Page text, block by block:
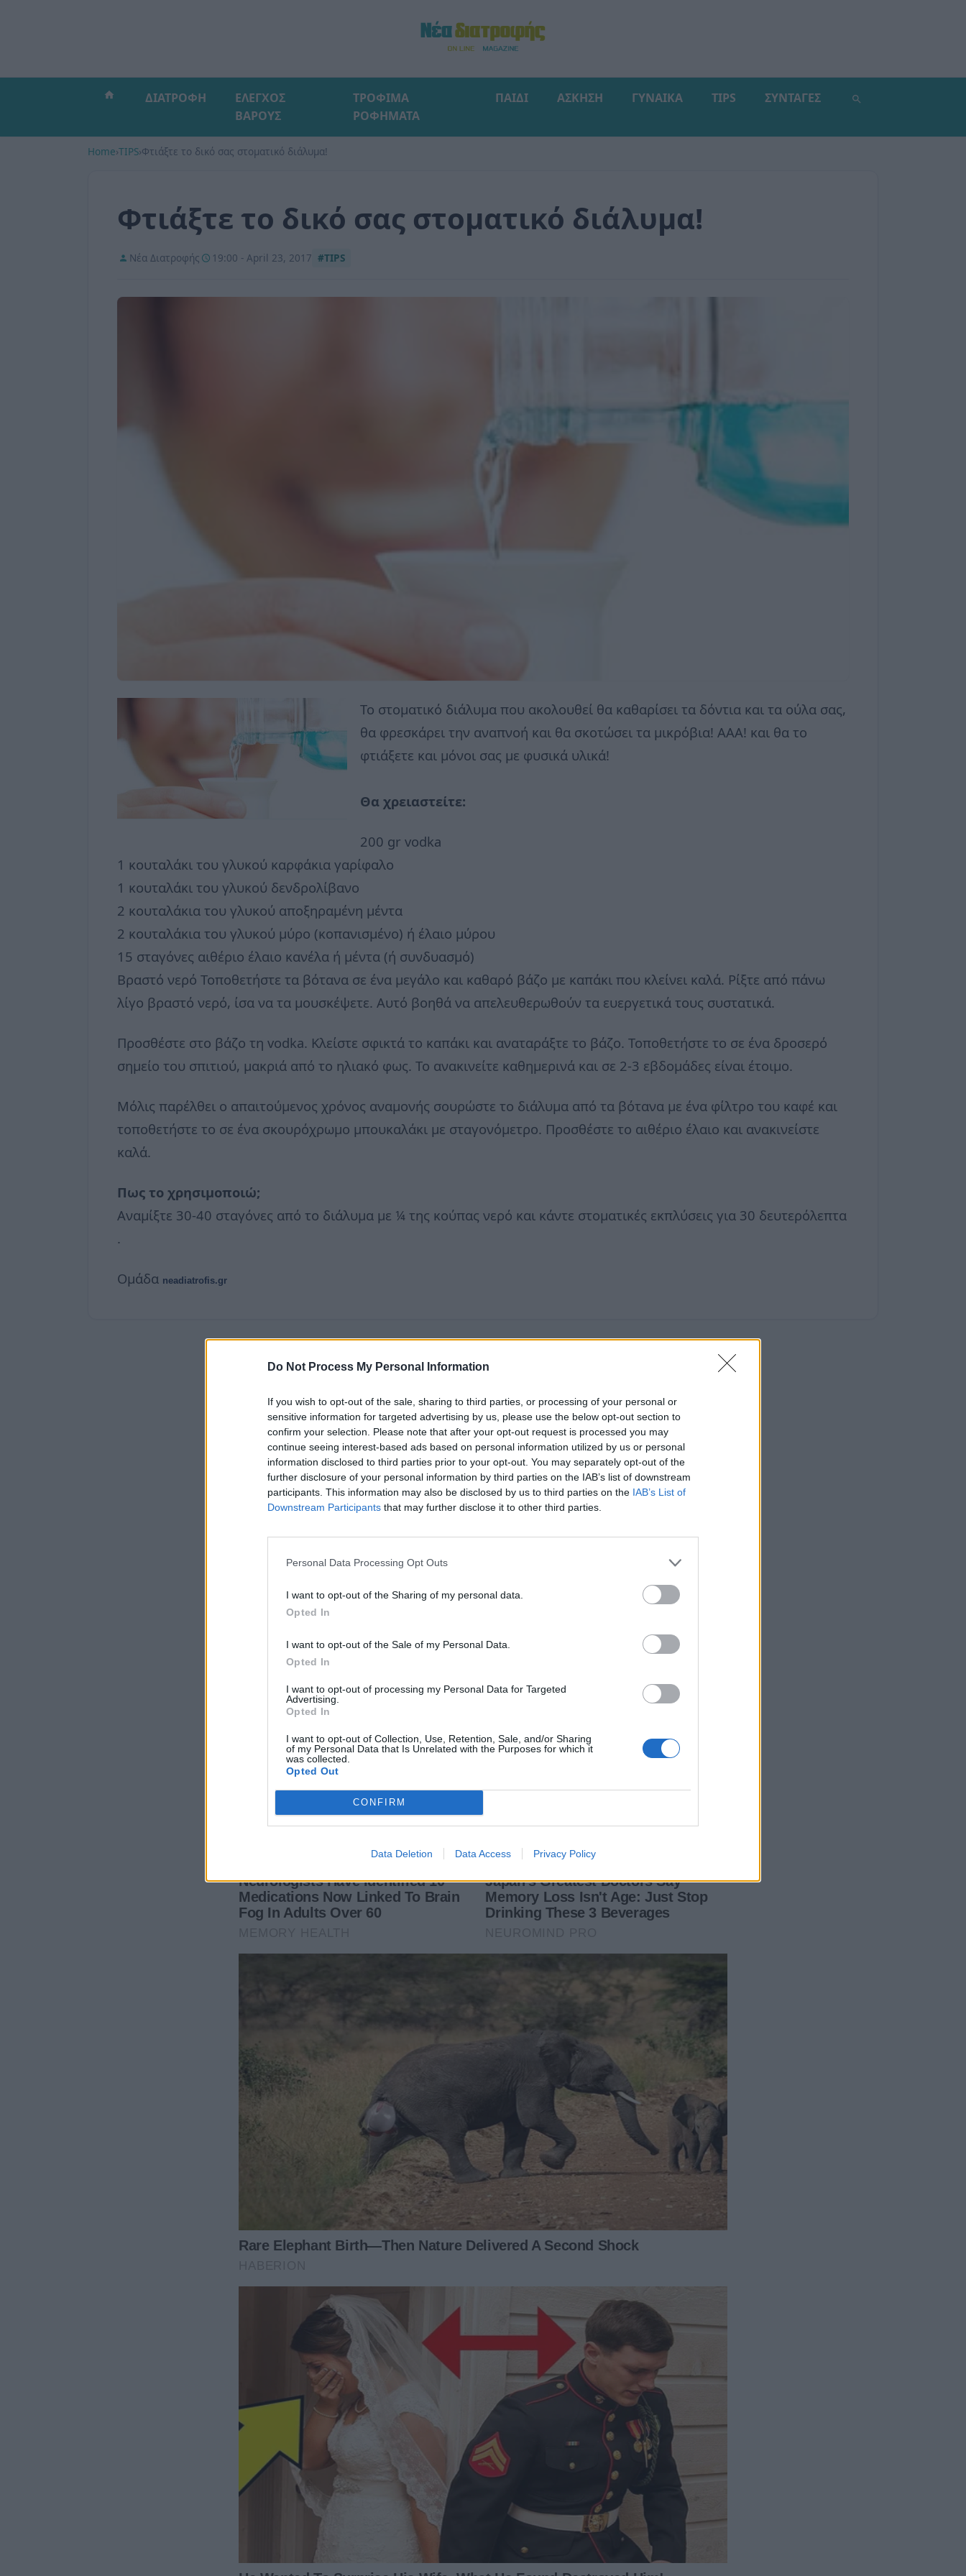
Do Not Process My Personal Information
If you wish to opt-out of the sale, sharing to third parties, or processing of your personal or
sensitive information for targeted advertising by us, please use the below opt-out section to
confirm your selection. Please note that after your opt-out request is processed you may
continue seeing interest-based ads based on personal information utilized by us or personal
information disclosed to third parties prior to your opt-out. You may separately opt-out of the
further disclosure of your personal information by third parties on the IAB’s list of downstream
participants. This information may also be disclosed by us to third parties on the IAB’s List of
Downstream Participants that may further disclose it to other third parties.
Personal Data Processing Opt Outs
I want to opt-out of the Sharing of my personal data.
Opted In
I want to opt-out of the Sale of my Personal Data.
Opted In
I want to opt-out of processing my Personal Data for Targeted
Advertising.
Opted In
I want to opt-out of Collection, Use, Retention, Sale, and/or Sharing
of my Personal Data that Is Unrelated with the Purposes for which it
was collected.
Opted Out
CONFIRM
Data Deletion Data Access Privacy Policy
ΔΙΑΤΡΟΦΗ
ΕΛΕΓΧΟΣ
ΒΑΡΟΥΣ
ΤΡΟΦΙΜΑ
ΡΟΦΗΜΑΤΑ
ΠΑΙΔΙ ΑΣΚΗΣΗ ΓΥΝΑΙΚΑ TIPS ΣΥΝΤΑΓΕΣ
Home›TIPS›Φτιάξτε το δικό σας στοματικό διάλυμα!
Φτιάξτε το δικό σας στοματικό διάλυμα!
Νέα Διατροφής 19:00 - April 23, 2017 #TIPS
Το στοματικό διάλυμα που ακολουθεί θα καθαρίσει τα δόντια και τα ούλα σας,
θα φρεσκάρει την αναπνοή και θα σκοτώσει τα μικρόβια! ΑΑΑ! και θα το
φτιάξετε και μόνοι σας με φυσικά υλικά!
Θα χρειαστείτε:
200 gr vodka
1 κουταλάκι του γλυκού καρφάκια γαρίφαλο
1 κουταλάκι του γλυκού δενδρολίβανο
2 κουταλάκια του γλυκού αποξηραμένη μέντα
2 κουταλάκια του γλυκού μύρο (κοπανισμένο) ή έλαιο μύρου
15 σταγόνες αιθέριο έλαιο κανέλα ή μέντα (ή συνδυασμό)
Βραστό νερό Τοποθετήστε τα βότανα σε ένα μεγάλο και καθαρό βάζο με καπάκι που κλείνει καλά. Ρίξτε από πάνω
λίγο βραστό νερό, ίσα να τα μουσκέψετε. Αυτό βοηθά να απελευθερωθούν τα ευεργετικά τους συστατικά.
Προσθέστε στο βάζο τη vodka. Κλείστε σφικτά το καπάκι και αναταράξτε το βάζο. Τοποθετήστε το σε ένα δροσερό
σημείο του σπιτιού, μακριά από το ηλιακό φως. Το ανακινείτε καθημερινά και σε 2-3 εβδομάδες είναι έτοιμο.
Μόλις παρέλθει ο απαιτούμενος χρόνος αναμονής σουρώστε το διάλυμα από τα βότανα με ένα φίλτρο του καφέ και
τοποθετήστε το σε ένα σκουρόχρωμο μπουκαλάκι με σταγονόμετρο. Προσθέστε το αιθέριο έλαιο και ανακινείστε
καλά.
Πως το χρησιμοποιώ;
Αναμίξτε 30-40 σταγόνες από το διάλυμα με ¼ της κούπας νερό και κάντε στοματικές εκπλύσεις για 30 δευτερόλεπτα
.
Ομάδα neadiatrofis.gr